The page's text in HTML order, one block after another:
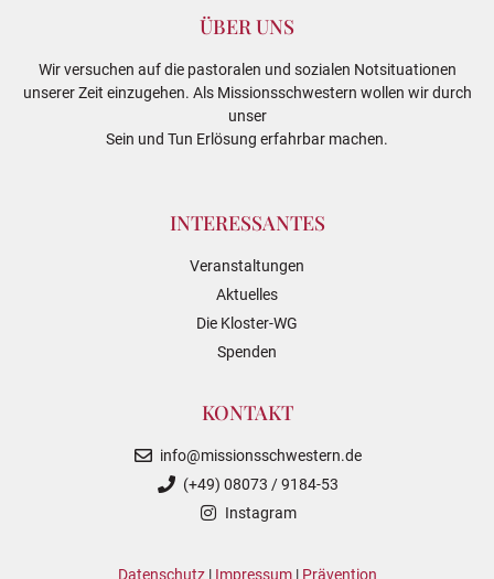
ÜBER UNS
Wir versuchen auf die pastoralen und sozialen Notsituationen
unserer Zeit einzugehen. Als Missionsschwestern wollen wir durch
unser
Sein und Tun Erlösung erfahrbar machen.
INTERESSANTES
Veranstaltungen
Aktuelles
Die Kloster-WG
Spenden
KONTAKT
info@missionsschwestern.de
(+49) 08073 / 9184-53
Instagram
Datenschutz| Impressum| Prävention